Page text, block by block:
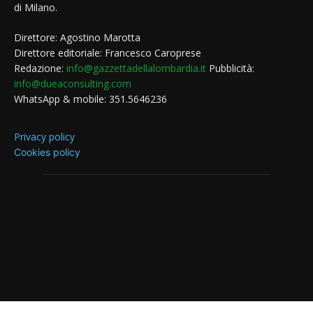
di Milano.
Direttore: Agostino Marotta
Direttore editoriale: Francesco Caroprese
Redazione: info@gazzettadellalombardia.it Pubblicità:
info@dueaconsulting.com
WhatsApp & mobile: 351.5646236
Privacy policy
Cookies policy